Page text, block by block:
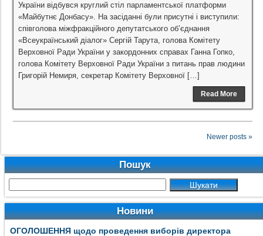
України відбувся круглий стіл парламентської платформи
«Майбутнє Донбасу». На засіданні були присутні і виступили:
співголова міжфракційного депутатського об’єднання
«Всеукраїнський діалог» Сергій Тарута, голова Комітету
Верховної Ради України у закордонних справах Ганна Гопко,
голова Комітету Верховної Ради України з питань прав людини
Григорій Немиря, секретар Комітету Верховної […]
Read More
Newer posts »
Пошук
Новини
ОГОЛОШЕННЯ щодо проведення виборів директора